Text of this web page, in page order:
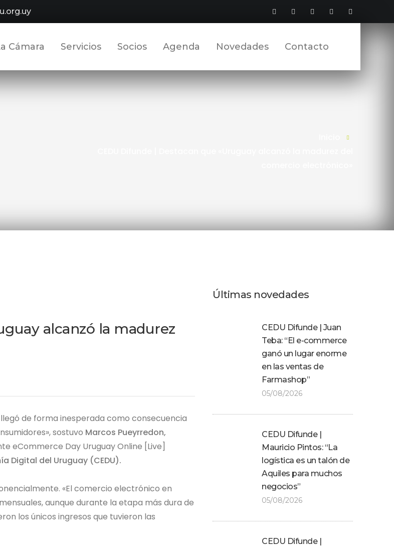
Facebook
Perfil
Twitter
Perfil
YouTube
Perfil
LinkedIn
PerfilPerfil
Cámara Servicios Socios Agenda Novedades Contacto
alcanzó la madurez
de forma inesperada como consecuencia
sostuvo Marcos Pueyrredon,
eCommerce Day Uruguay Online [Live]
Digital del Uruguay (CEDU).
«El comercio electrónico en
aunque durante la etapa más dura de
los únicos ingresos que tuvieron las
Últimas novedades
CEDU Difunde | Juan
Teba: “El e-commerce
ganó un lugar enorme
en las ventas de
Farmashop”
05/08/2026
CEDU Difunde |
Mauricio Pintos: “La
logística es un talón de
Aquiles para muchos
negocios”
05/08/2026
CEDU Difunde |